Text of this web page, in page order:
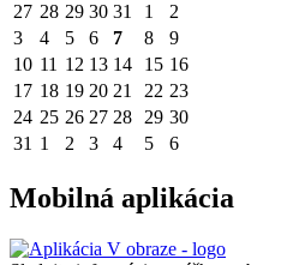
27 28 29 30 31 1
2
3
4 5 6 7 8
9
10 11 12 13 14 15 16
17 18 19 20 21 22 23
24 25 26 27 28 29 30
31 1 2 3 4 5 6
Mobilná aplikácia